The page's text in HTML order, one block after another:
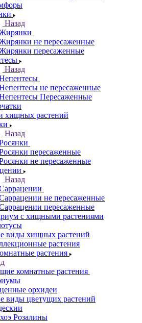
Назад
не пересаженные
пересаженные
Назад
не пересаженные
Пересаженные
хищных растений
Назад
пересаженные
не пересаженные
Назад
не пересаженные
пересаженные
с хищными растениями
виды хищных растений
растения
растения
комнатные растения
орхидеи
виды цветущих растений
Розалины